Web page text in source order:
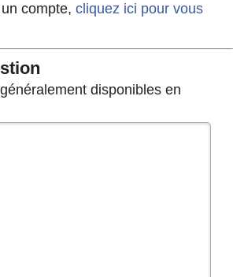
compte, cliquez ici pour vous
disponibles en